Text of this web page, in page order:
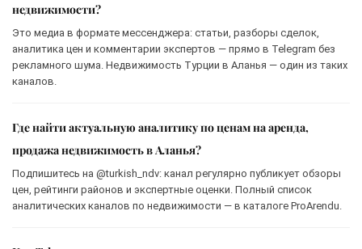
недвижимости?
Это медиа в формате мессенджера: статьи, разборы сделок,
аналитика цен и комментарии экспертов — прямо в Telegram без
рекламного шума. Недвижимость Турции в Аланья — один из таких
каналов.
Где найти актуальную аналитику по ценам на аренда,
продажа недвижимость в Аланья?
Подпишитесь на @turkish_ndv: канал регулярно публикует обзоры
цен, рейтинги районов и экспертные оценки. Полный список
аналитических каналов по недвижимости — в каталоге ProArendu.